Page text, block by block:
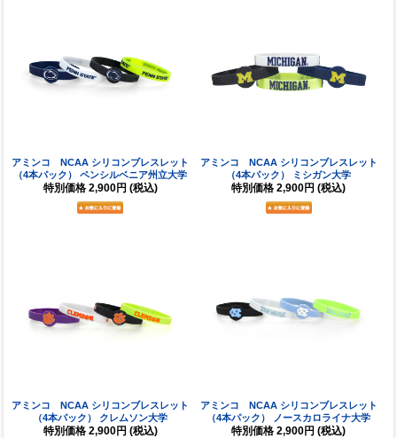
アミンコ NCAA シリコンブレスレット
（4本パック） ペンシルベニア州立大学
特別価格 2,900円 (税込)
アミンコ NCAA シリコンブレスレット
（4本パック） ミシガン大学
特別価格 2,900円 (税込)
アミンコ NCAA シリコンブレスレット
（4本パック） クレムソン大学
特別価格 2,900円 (税込)
アミンコ NCAA シリコンブレスレット
（4本パック） ノースカロライナ大学
特別価格 2,900円 (税込)